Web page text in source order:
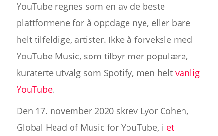
YouTube regnes som en av de beste
plattformene for å oppdage nye, eller bare
helt tilfeldige, artister. Ikke å forveksle med
YouTube Music, som tilbyr mer populære,
kuraterte utvalg som Spotify, men helt vanlig
YouTube.
Den 17. november 2020 skrev Lyor Cohen,
Global Head of Music for YouTube, i et